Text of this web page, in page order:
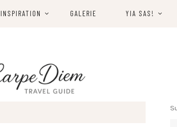
INSPIRATION GALERIE YIA SAS!